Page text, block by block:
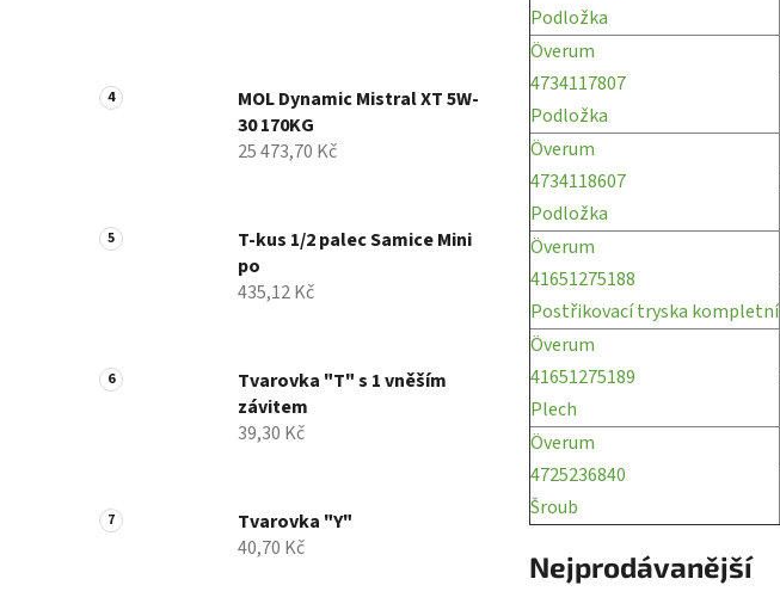
MOL Dynamic Mistral XT 5W-
30 170KG
25 473,70 Kč
T-kus 1/2 palec Samice Mini
po
435,12 Kč
Tvarovka "T" s 1 vněším
závitem
39,30 Kč
Tvarovka "Y"
40,70 Kč
Podložka
Överum
4734117807
Podložka
Överum
4734118607
Podložka
Överum
41651275188
Postřikovací tryska kompletní
Överum
41651275189
Plech
Överum
4725236840
Šroub
Nejprodávanější